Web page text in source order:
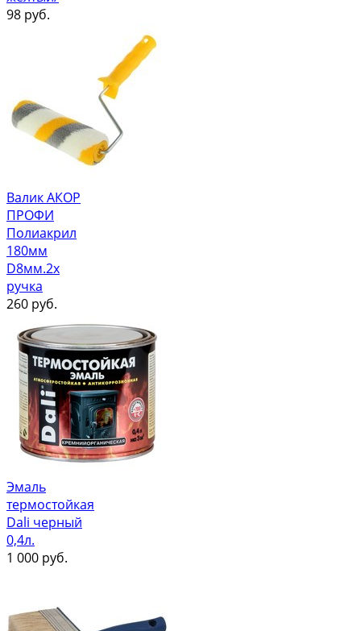
98 руб.
Валик АКОР
ПРОФИ
Полиакрил
180мм
D8мм.2х
ручка
260 руб.
Эмаль
термостойкая
Dali черный
0,4л.
1 000 руб.